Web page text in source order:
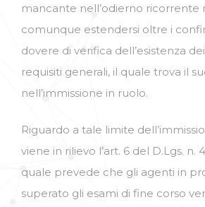
mancante nell’odierno
comunque estendersi oltre i
dovere di verifica dell’esistenza
requisiti generali, il quale trova il
nell’immissione in ruolo.
Riguardo a tale limite
viene in rilievo l’art. 6 del D.Lgs. n.
quale prevede che gli agenti in
superato gli esami di fine corso